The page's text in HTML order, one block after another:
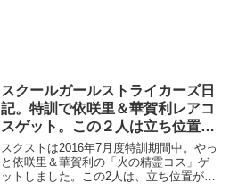
スクールガールストライカーズ日
記。特訓で依咲里＆華賀利レアコ
スゲット。この２人は立ち位置が
重要らしい。
スクストは2016年7月度特訓期間中。やっ
と依咲里＆華賀利の「火の精霊コス」ゲ
ットしました。この2人は、立ち位置が重